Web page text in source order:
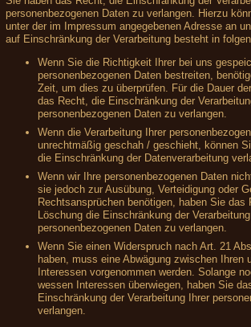
personenbezogenen Daten zu verlangen. Hierzu
unter der im Impressum angegebenen Adresse an
auf Einschränkung der Verarbeitung besteht in
Wenn Sie die Richtigkeit Ihrer bei uns
personenbezogenen Daten bestreiten,
Zeit, um dies zu überprüfen. Für die Dauer
das Recht, die Einschränkung der
personenbezogenen Daten zu verlangen.
Wenn die Verarbeitung Ihrer
unrechtmäßig geschah / geschieht, können
die Einschränkung der Datenverarbeitung
Wenn wir Ihre personenbezogenen Daten
sie jedoch zur Ausübung, Verteidigung oder
Rechtsansprüchen benötigen, haben Sie das
Löschung die Einschränkung der
personenbezogenen Daten zu verlangen.
Wenn Sie einen Widerspruch nach Art. 21
haben, muss eine Abwägung zwischen Ihren
Interessen vorgenommen werden. Solange
wessen Interessen überwiegen, haben Sie
Einschränkung der Verarbeitung Ihrer
verlangen.